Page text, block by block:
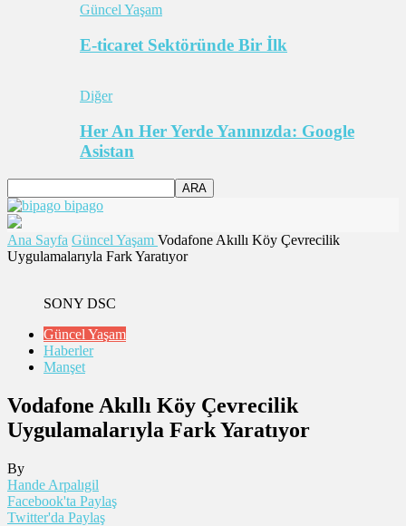
Güncel Yaşam
E-ticaret Sektöründe Bir İlk
Diğer
Her An Her Yerde Yanınızda: Google
Asistan
bipago
Ana Sayfa Güncel Yaşam Vodafone Akıllı Köy Çevrecilik
Uygulamalarıyla Fark Yaratıyor
SONY DSC
Güncel Yaşam
Haberler
Manşet
Vodafone Akıllı Köy Çevrecilik
Uygulamalarıyla Fark Yaratıyor
By
Hande Arpalıgil
Facebook'ta Paylaş
Twitter'da Paylaş